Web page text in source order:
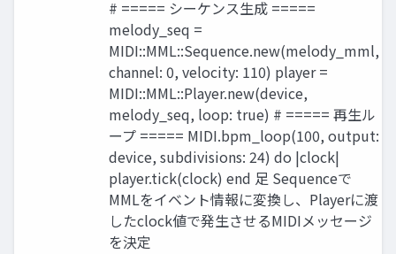
# ===== シーケンス生成 =====
melody_seq =
MIDI::MML::Sequence.new(melody_mml,
channel: 0, velocity: 110) player =
MIDI::MML::Player.new(device,
melody_seq, loop: true) # ===== 再生ル
ープ ===== MIDI.bpm_loop(100, output:
device, subdivisions: 24) do |clock|
player.tick(clock) end 足 Sequenceで
MMLをイベント情報に変換し、Playerに渡
したclock値で発生させるMIDIメッセージ
を決定